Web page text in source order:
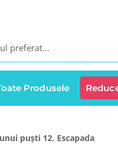
Produsele
puști 12. Escapada